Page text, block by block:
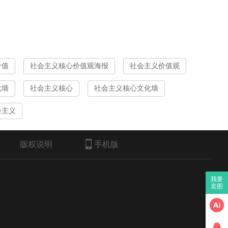
社会主义核心价值观海报 社会主义价值观
墙 社会主义核心 社会主义核心文化墙
义
版权说明 手机版
我要
卖图